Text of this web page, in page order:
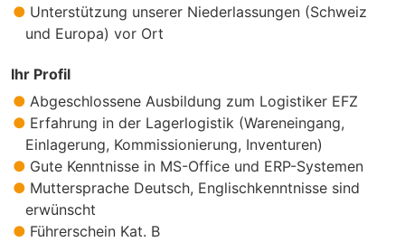
Unterstützung unserer Niederlassungen (Schweiz
und Europa) vor Ort
Ihr Profil
Abgeschlossene Ausbildung zum Logistiker EFZ
Erfahrung in der Lagerlogistik (Wareneingang,
Einlagerung, Kommissionierung, Inventuren)
Gute Kenntnisse in MS-Office und ERP-Systemen
Muttersprache Deutsch, Englischkenntnisse sind
erwünscht
Führerschein Kat. B